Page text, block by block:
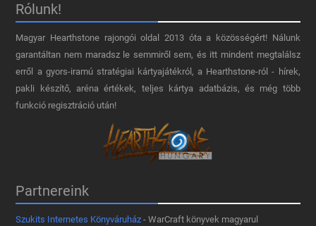
Rólunk!
Magyar Hearthstone​ rajongói oldal 2013 óta a közösségért! Nálunk
garantáltan nem maradsz le semmiről sem, és itt mindent megtalálsz
erről a gyors-iramú stratégiai kártyajátékról, a Hearthstone-ról - hírek,
pakli készítő, aréna értékek, teljes kártya adatbázis, és még több
funkció regisztráció után!
Partnereink
Szukits Internetes Könyváruház - WarCraft könyvek magyarul